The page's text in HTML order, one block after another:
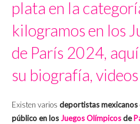
plata en la
kilogramos en los
de París 2024,
su biografía,
Existen varios deportistas mexicanos
público en losJuegos Olímpicosde